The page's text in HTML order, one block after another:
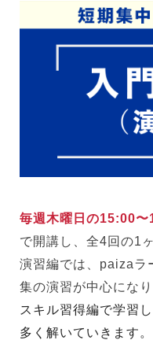
毎週木曜日の15:00〜
で開講し、全4回の1
演習編では、paizaラ
集の演習が中心になり
スキル習得編で学習
多く解いていきます。